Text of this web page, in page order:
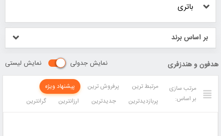
باتری
بر اساس برند
هدفون و هندزفری نمایش جدولی نمایش لیستی
مرتب سازی
بر اساس:
مرتبط ترین پرفروش ترین
پیشنهاد ویژه
پربازدیدترین
جدیدترین ارزانترین گرانترین